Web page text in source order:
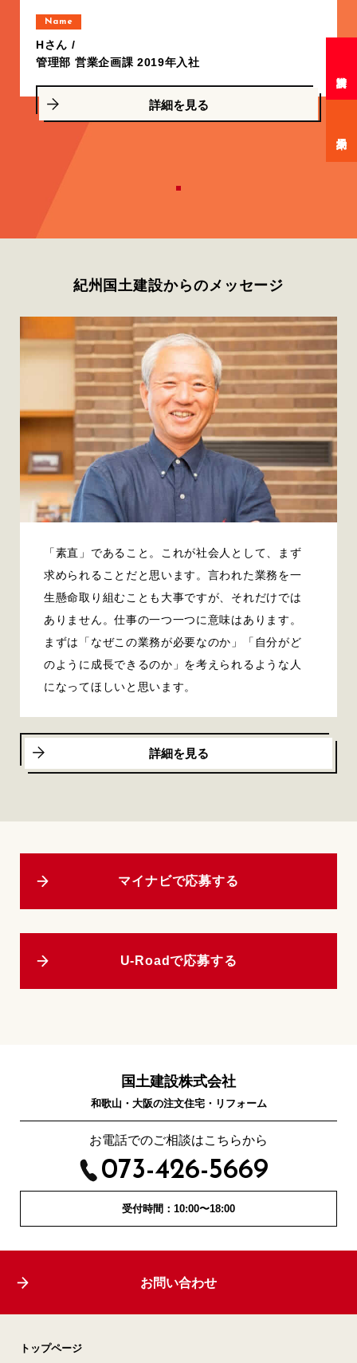
Name
Hさん /
管理部 営業企画課 2019年入社
詳細を見る
紀州国土建設からのメッセージ
「素直」であること。これが社会人として、まず
求められることだと思います。言われた業務を一
生懸命取り組むことも大事ですが、それだけでは
ありません。仕事の一つ一つに意味はあります。
まずは「なぜこの業務が必要なのか」「自分がど
のように成長できるのか」を考えられるような人
になってほしいと思います。
詳細を見る
マイナビで応募する
U-Roadで応募する
国土建設株式会社
和歌山・大阪の注文住宅・リフォーム
お電話でのご相談はこちらから
073-426-5669
受付時間：10:00〜18:00
お問い合わせ
トップページ